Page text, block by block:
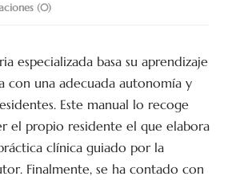
(0)
especializada basa su aprendizaje
con una adecuada autonomía y
Este manual lo recoge
el propio residente el que elabora
clínica guiado por la
Finalmente, se ha contado con